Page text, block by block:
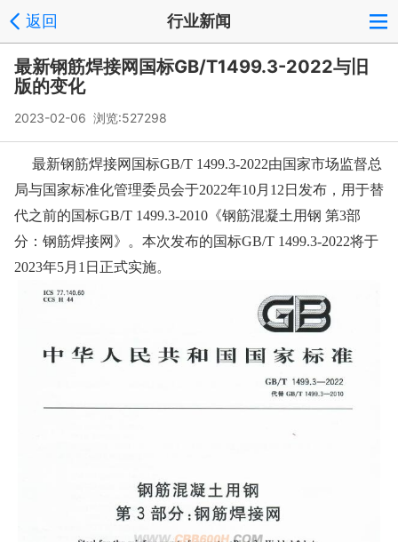
返回 行业新闻
最新钢筋焊接网国标GB/T1499.3-2022与旧
版的变化
2023-02-06 浏览:527298
最新钢筋焊接网国标GB/T 1499.3-2022由国家市场监督总
局与国家标准化管理委员会于2022年10月12日发布，用于替
代之前的国标GB/T 1499.3-2010《钢筋混凝土用钢 第3部
分：钢筋焊接网》。本次发布的国标GB/T 1499.3-2022将于
2023年5月1日正式实施。